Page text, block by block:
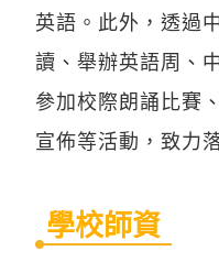
英語。此外，透過
讀、舉辦英語周、
參加校際朗誦比賽
宣佈等活動，致力
學校師資